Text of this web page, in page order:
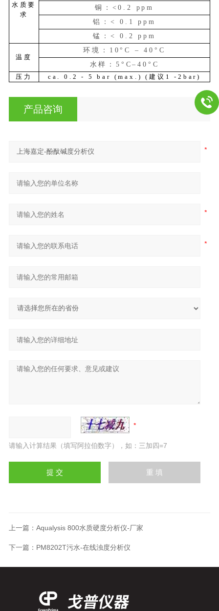
水质要
求
铜： <0.2 ppm
铝： < 0.1 ppm
锰： < 0.2 ppm
温度
环境： 10°C – 40°C
水样： 5°C–40°C
压力
ca. 0.2 - 5 bar (max.) (建议1 -2bar)
产品咨询
请输入计算结果（填写阿拉伯数字），如：三加四=7
上一篇： Aqualysis 800水质硬度分析仪-厂家
下一篇： PM8202T污水-在线浊度分析仪